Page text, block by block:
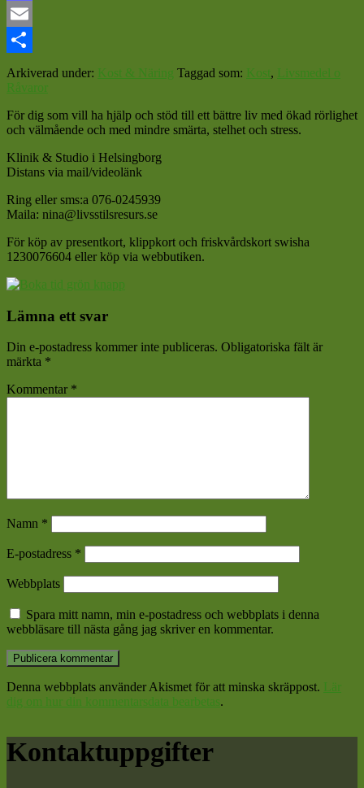
Mastodon
Email
Dela
Arkiverad under: Kost & Näring Taggad som: Kost, Livsmedel o
Råvaror
För dig som vill ha hjälp och stöd till ett bättre liv med ökad rörlighet
och välmående och med mindre smärta, stelhet och stress.
Klinik & Studio i Helsingborg
Distans via mail/videolänk
Ring eller sms:a 076-0245939
Maila: nina@livsstilsresurs.se
För köp av presentkort, klippkort och friskvårdskort swisha
1230076604 eller köp via webbutiken.
Läsarkommentarer
Lämna ett svar
Din e-postadress kommer inte publiceras. Obligatoriska fält är
märkta *
Kommentar *
Namn *
E-postadress *
Webbplats
Spara mitt namn, min e-postadress och webbplats i denna
webbläsare till nästa gång jag skriver en kommentar.
Denna webbplats använder Akismet för att minska skräppost. Lär
dig om hur din kommentarsdata bearbetas.
Footer
Kontaktuppgifter